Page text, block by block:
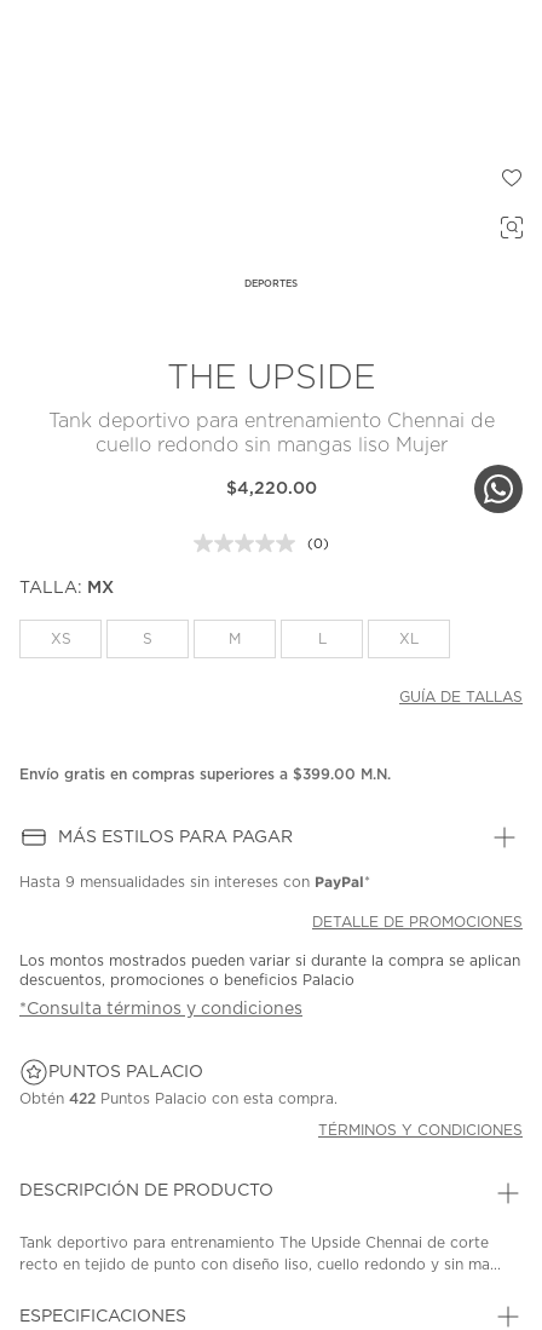
DEPORTES
THE UPSIDE
Tank deportivo para entrenamiento Chennai de
cuello redondo sin mangas liso Mujer
$4,220.00
Sin
la
misma
(0)
TALLA: MX
XS S M XL
GUÍA DE TALLAS
Envío gratis en compras superiores a $399.00 M.N.
MÁS ESTILOS PARA PAGAR
Hasta 9 mensualidades sin intereses con PayPal*
DETALLE DE PROMOCIONES
Los montos mostrados pueden variar si durante la compra se aplican
descuentos, promociones o beneficios Palacio
*Consulta términos y condiciones
PUNTOS PALACIO
Obtén 422 Puntos Palacio con esta compra.
TÉRMINOS Y CONDICIONES
DESCRIPCIÓN DE PRODUCTO
Tank deportivo para entrenamiento The Upside Chennai de corte
recto en tejido de punto con diseño liso, cuello redondo y sin ma...
ESPECIFICACIONES